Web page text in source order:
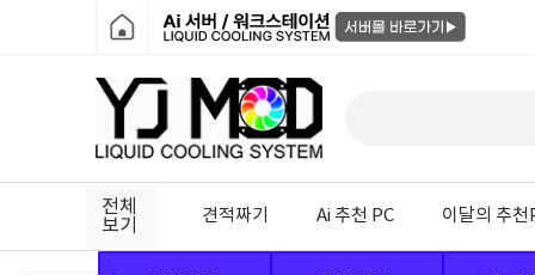
전체
보기
견적짜기 Ai 추천 PC 이달의 추천